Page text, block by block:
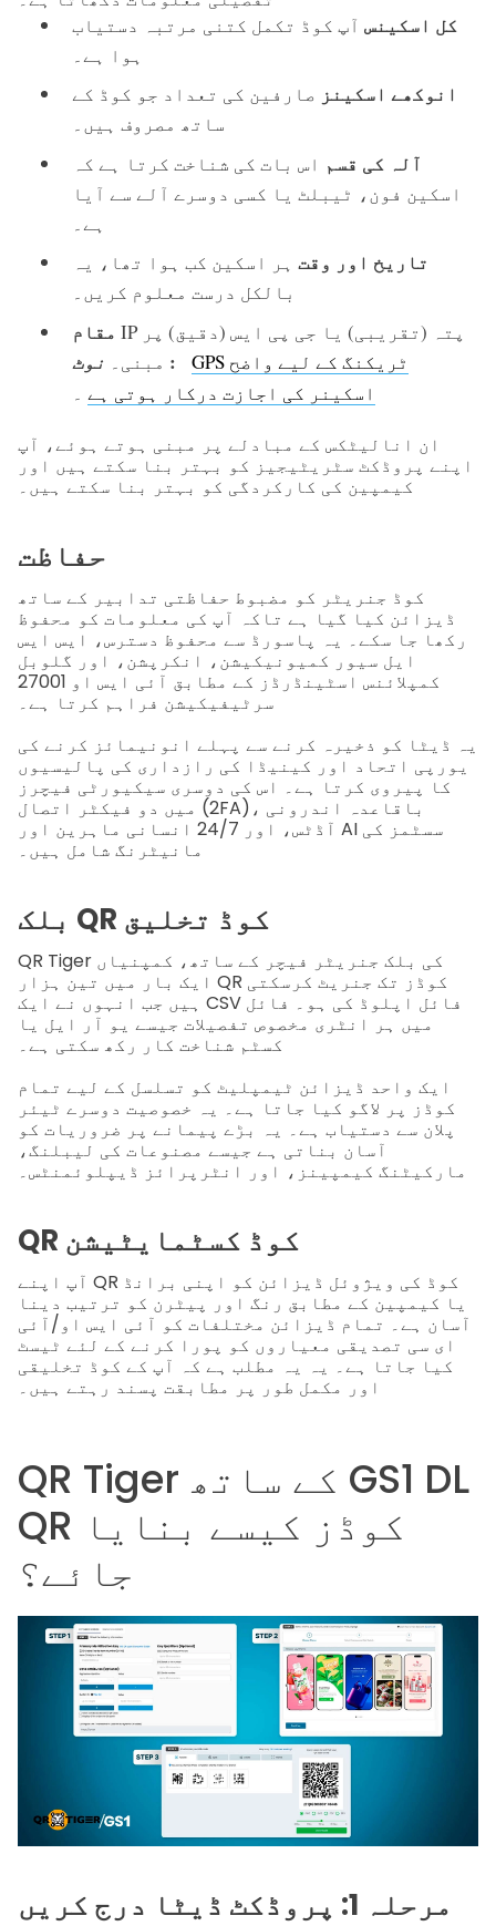
کل اسکینس آپ کوڈ تکمل کتنی مرتبہ دستیاب
ہوا ہے۔
انوکھے اسکینز صارفین کی تعداد جو کوڈ کے
ساتھ مصروف ہیں۔
آلہ کی قسم اس بات کی شناخت کرتا ہے کہ
اسکین فون، ٹیبلٹ یا کسی دوسرے آلے سے آیا
ہے۔
تاریخ اور وقت ہر اسکین کب ہوا تھا، یہ
بالکل درست معلوم کریں۔
IP پتہ (تقریبی) یا جی پی ایس (دقیق) پر
مبنی۔ :
GPS ٹریکنگ کے لیے واضح
اسکینر کی اجازت درکار ہوتی ہے ۔
ان انالیٹکس کے مبادلے پر مبنی ہوتے ہوئے، آپ
اپنے پروڈکٹ سٹریٹیجیز کو بہتر بنا سکتے ہیں اور
کیمپین کی کارکردگی کو بہتر بنا سکتے ہیں۔
حفاظت
کوڈ جنریٹر کو مضبوط حفاظتی تدابیر کے ساتھ
ڈیزائن کیا گیا ہے تاکہ آپ کی معلومات کو محفوظ
رکھا جا سکے۔ یہ پاسورڈ سے محفوظ دسترس، ایس ایس
ایل سیور کمیونیکیشن، انکرپشن، اور گلوبل
کمپلائنس اسٹینڈرڈز کے مطابق آئی ایس او 27001
سرٹیفیکیشن فراہم کرتا ہے۔
یہ ڈیٹا کو ذخیرہ کرنے سے پہلے انونیمائز کرنے کی
یورپی اتحاد اور کینیڈا کی رازداری کی پالیسیوں
کا پیروی کرتا ہے۔ اس کی دوسری سیکیورٹی فیچرز
میں دو فیکٹر اتصال (2FA)، باقاعدہ اندرونی
آڈٹس، اور 24/7 انسانی ماہرین اور AI سسٹمز کی
مانیٹرنگ شامل ہیں۔
بلک QR کوڈ تخلیق
QR Tiger کی بلک جنریٹر فیچر کے ساتھ، کمپنیاں
ایک بار میں تین ہزار QR کوڈز تک جنریٹ کرسکتی
ہیں جب انہوں نے ایک CSV فائل اپلوڈ کی ہو۔ فائل
میں ہر انٹری مخصوص تفصیلات جیسے یو آر ایل یا
کسٹم شناخت کار رکھ سکتی ہے۔
ایک واحد ڈیزائن ٹیمپلیٹ کو تسلسل کے لیے تمام
کوڈز پر لاگو کیا جاتا ہے۔ یہ خصوصیت دوسرے ٹیئر
پلان سے دستیاب ہے۔ یہ بڑے پیمانے پر ضروریات کو
آسان بناتی ہے جیسے مصنوعات کی لیبلنگ،
مارکیٹنگ کیمپینز، اور انٹرپرائز ڈیپلوئمنٹس۔
QR کوڈ کسٹمايٹیشن
آپ اپنے QR کوڈ کی ویژوئل ڈیزائن کو اپنی برانڈ
یا کیمپین کے مطابق رنگ اور پیٹرن کو ترتیب دینا
آسان ہے۔ تمام ڈیزائن مختلفات کو آئی ایس او/آئی
ای سی تصدیقی معیاروں کو پورا کرنے کے لئے ٹیسٹ
کیا جاتا ہے۔ یہ یہ مطلب ہے کہ آپ کے کوڈ تخلیقی
اور مکمل طور پر مطابقت پسند رہتے ہیں۔
QR Tiger کے ساتھ GS1 DL
QR کوڈز کیسے بنایا
جائے؟
مرحلہ 1: پروڈکٹ ڈیٹا درج کریں